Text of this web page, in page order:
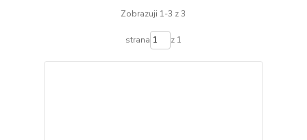
Zobrazuji 1-3 z 3
strana z 1